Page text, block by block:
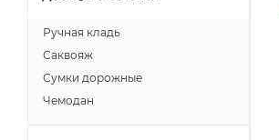
Ручная кладь
Саквояж
Сумки дорожные
Чемодан